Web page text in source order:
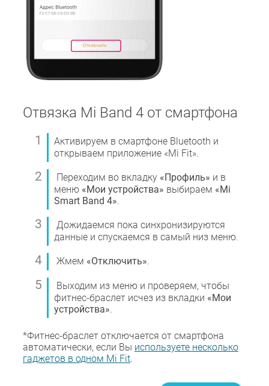
Отвязка Mi Band 4 от смартфона
Активируем в смартфоне Bluetooth и
открываем приложение «Mi Fit».
Переходим во вкладку «Профиль» и в
меню «Мои устройства» выбираем «Mi
Smart Band 4».
Дожидаемся пока синхронизируются
данные и спускаемся в самый низ меню.
Жмем «Отключить».
Выходим из меню и проверяем, чтобы
фитнес-браслет исчез из вкладки «Мои
устройства».
*Фитнес-браслет отключается от смартфона
автоматически, если Вы используете несколько
гаджетов в одном Mi Fit.